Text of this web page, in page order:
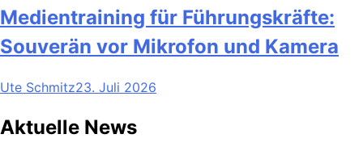
Medientraining für Führungskräfte:
Souverän vor Mikrofon und Kamera
Ute Schmitz23. Juli 2026
Aktuelle News